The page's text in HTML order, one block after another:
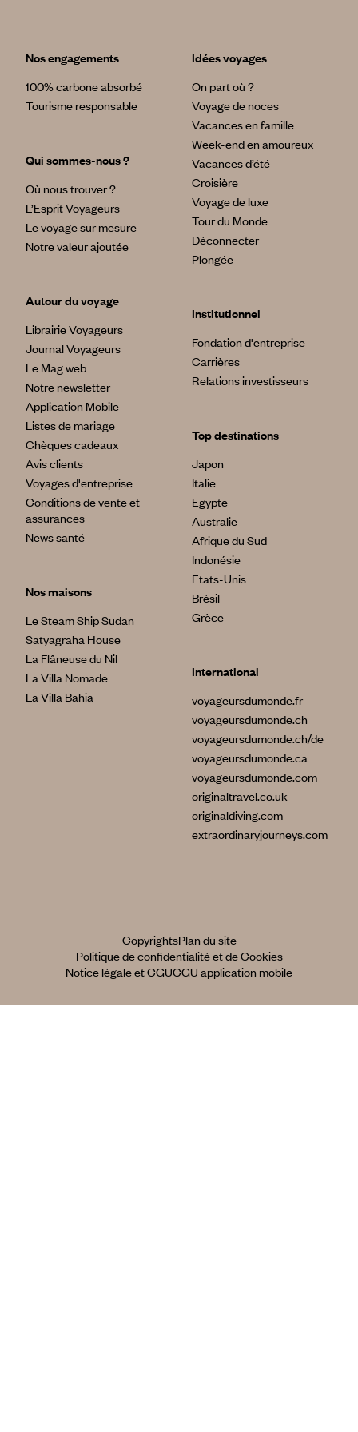
Tester le charme intemporel de ces anciens domaines
parenthèse idéale pour conjuguer découverte des sites
mayas et dépaysement total. A abuser dans les états du
Yucatan et du Jalisco au Mexique.
Caresser les baleines en Basse Californie, nager avec les
otaries en mer de Cortez, côtoyer les requins-baleines à
Holbox…
Nos engagements
100% carbone absorbé
Tourisme responsable
Qui sommes-nous ?
Où nous trouver ?
L’Esprit Voyageurs
Le voyage sur mesure
Notre valeur ajoutée
Autour du voyage
Librairie Voyageurs
Journal Voyageurs
Le Mag web
Notre newsletter
Application Mobile
Listes de mariage
Chèques cadeaux
Avis clients
Voyages d'entreprise
Conditions de vente et
assurances
News santé
Nos maisons
Le Steam Ship Sudan
Satyagraha House
La Flâneuse du Nil
La Villa Nomade
La Villa Bahia
Idées voyages
On part où ?
Voyage de noces
Vacances en famille
Week-end en amoureux
Vacances d’été
Croisière
Voyage de luxe
Tour du Monde
Déconnecter
Plongée
Institutionnel
Fondation d'entreprise
Carrières
Relations investisseurs
Top destinations
Japon
Italie
Egypte
Australie
Afrique du Sud
Indonésie
Etats-Unis
Brésil
Grèce
International
voyageursdumonde.fr
voyageursdumonde.ch
voyageursdumonde.ch/de
voyageursdumonde.ca
voyageursdumonde.com
originaltravel.co.uk
originaldiving.com
extraordinaryjourneys.com
CopyrightsPlan du site
Politique de confidentialité et de Cookies
Notice légale et CGUCGU application mobile